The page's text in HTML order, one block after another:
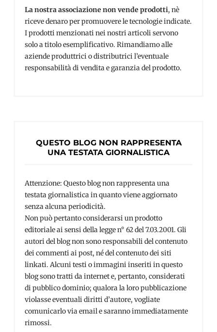
La nostra associazione non vende prodotti, nè
riceve denaro per promuovere le tecnologie indicate.
I prodotti menzionati nei nostri articoli servono
solo a titolo esemplificativo. Rimandiamo alle
aziende produttrici o distributrici l’eventuale
responsabilità di vendita e garanzia del prodotto.
QUESTO BLOG NON RAPPRESENTA
UNA TESTATA GIORNALISTICA
Attenzione: Questo blog non rappresenta una
testata giornalistica in quanto viene aggiornato
senza alcuna periodicità.
Non può pertanto considerarsi un prodotto
editoriale ai sensi della legge n° 62 del 7.03.2001. Gli
autori del blog non sono responsabili del contenuto
dei commenti ai post, né del contenuto dei siti
linkati. Alcuni testi o immagini inseriti in questo
blog sono tratti da internet e, pertanto, considerati
di pubblico dominio; qualora la loro pubblicazione
violasse eventuali diritti d’autore, vogliate
comunicarlo via email e saranno immediatamente
rimossi.